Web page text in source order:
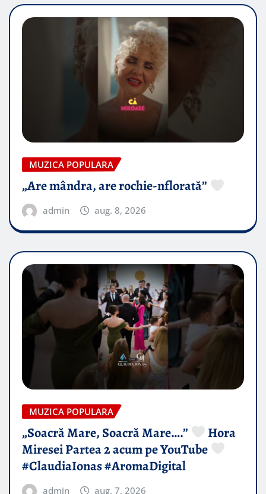
MUZICA POPULARA
„Are mândra, are rochie-nflorată”
admin aug. 8, 2026
MUZICA POPULARA
„Soacră Mare, Soacră Mare….”
Hora
Miresei Partea 2 acum pe YouTube
#ClaudiaIonas #AromaDigital
admin aug. 7, 2026